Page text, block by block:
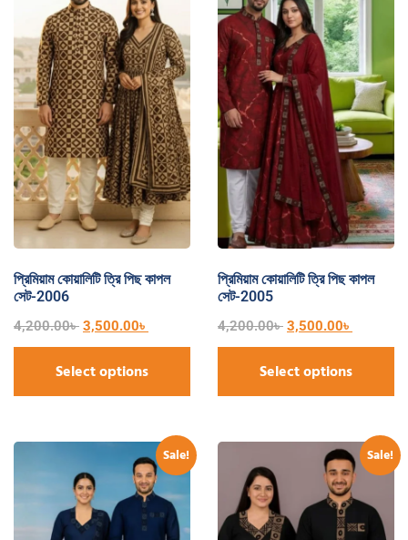
প্রিমিয়াম কোয়ালিটি ত্রি পিছ কাপল
সেট-2006
4,200.00৳ 3,500.00৳
Select options
প্রিমিয়াম কোয়ালিটি ত্রি পিছ কাপল
সেট-2005
4,200.00৳ 3,500.00৳
Select options
Sale! Sale!